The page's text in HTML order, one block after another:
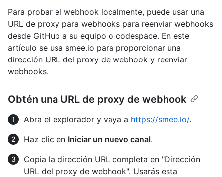
Para probar el webhook localmente, puede usar una
URL de proxy para webhooks para reenviar webhooks
desde GitHub a su equipo o codespace. En este
artículo se usa smee.io para proporcionar una
dirección URL del proxy de webhook y reenviar
webhooks.
Obtén una URL de proxy de webhook
Abra el explorador y vaya a https://smee.io/.
Haz clic en Iniciar un nuevo canal.
Copia la dirección URL completa en "Dirección
URL del proxy de webhook". Usarás esta